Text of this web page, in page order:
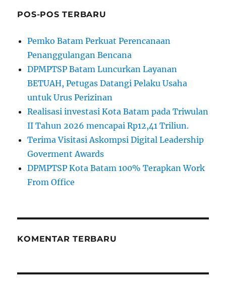
POS-POS TERBARU
Pemko Batam Perkuat Perencanaan
Penanggulangan Bencana
DPMPTSP Batam Luncurkan Layanan
BETUAH, Petugas Datangi Pelaku Usaha
untuk Urus Perizinan
Realisasi investasi Kota Batam pada Triwulan
II Tahun 2026 mencapai Rp12,41 Triliun.
Terima Visitasi Askompsi Digital Leadership
Goverment Awards
DPMPTSP Kota Batam 100% Terapkan Work
From Office
KOMENTAR TERBARU